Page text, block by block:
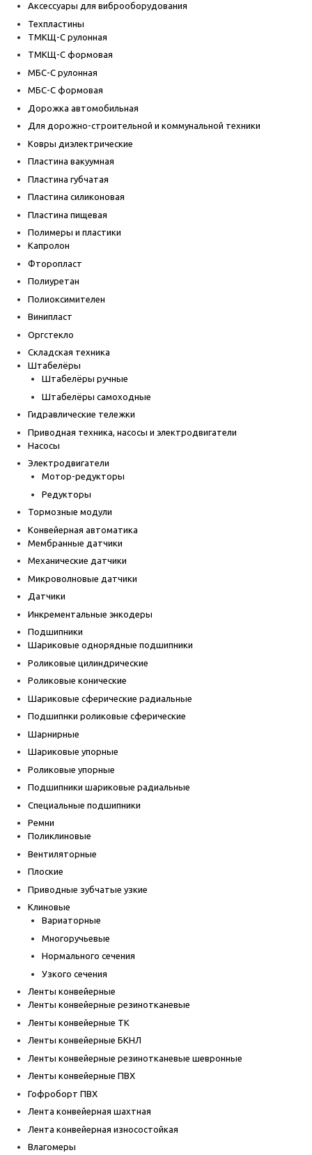
Аксессуары для виброоборудования
Техпластины
ТМКЩ-С рулонная
ТМКЩ-С формовая
МБС-С рулонная
МБС-С формовая
Дорожка автомобильная
Для дорожно-строительной и коммунальной техники
Ковры диэлектрические
Пластина вакуумная
Пластина губчатая
Пластина силиконовая
Пластина пищевая
Полимеры и пластики
Капролон
Фторопласт
Полиуретан
Полиоксимителен
Винипласт
Оргстекло
Складская техника
Штабелёры
Штабелёры ручные
Штабелёры самоходные
Гидравлические тележки
Приводная техника, насосы и электродвигатели
Насосы
Электродвигатели
Мотор-редукторы
Редукторы
Тормозные модули
Конвейерная автоматика
Мембранные датчики
Механические датчики
Микроволновые датчики
Датчики
Инкрементальные энкодеры
Подшипники
Шариковые однорядные подшипники
Роликовые цилиндрические
Роликовые конические
Шариковые сферические радиальные
Подшипнки роликовые сферические
Шарнирные
Шариковые упорные
Роликовые упорные
Подшипники шариковые радиальные
Специальные подшипники
Ремни
Поликлиновые
Вентиляторные
Плоские
Приводные зубчатые узкие
Клиновые
Вариаторные
Многоручьевые
Нормального сечения
Узкого сечения
Ленты конвейерные
Ленты конвейерные резинотканевые
Ленты конвейерные ТК
Ленты конвейерные БКНЛ
Ленты конвейерные резинотканевые шевронные
Ленты конвейерные ПВХ
Гофроборт ПВХ
Лента конвейерная шахтная
Лента конвейерная износостойкая
Влагомеры